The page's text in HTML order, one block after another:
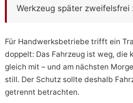
Werkzeug später zweifelsfrei
Für Handwerksbetriebe trifft ein
doppelt: Das Fahrzeug ist weg, die
gleich mit – und am nächsten
still. Der Schutz sollte deshalb
getrennt betrachten.